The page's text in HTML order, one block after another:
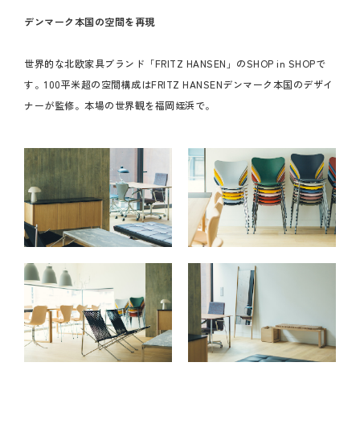
デンマーク本国の空間を再現
世界的な北欧家具ブランド「FRITZ HANSEN」のSHOP in SHOPで
す。100平米超の空間構成はFRITZ HANSENデンマーク本国のデザイ
ナーが監修。本場の世界観を福岡姪浜で。